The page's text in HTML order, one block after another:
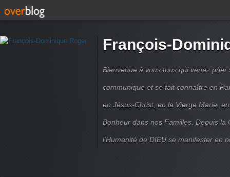
François-
Bienvenue à vous tous qui venez prier
communique et se fait connaître en
en Jésus-Christ, en la Vierge Marie,
Bonheur dans nos Familles. Depuis la
l'Humanité de DIEU se manifester en